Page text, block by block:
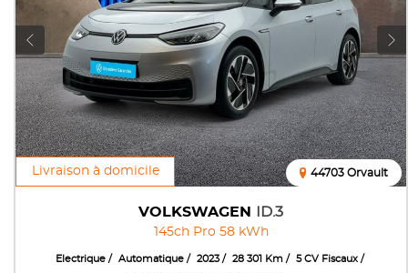
Livraison à domicile
VOLKSWAGEN ID.3
145ch Pro 58 kWh
44703 Orvault
Electrique Automatique 2023 28 301 Km
5 CV Fiscaux